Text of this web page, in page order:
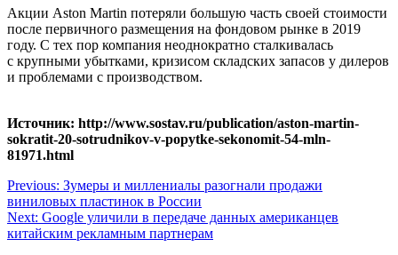
Акции Aston Martin потеряли большую часть своей стоимости
после первичного размещения на фондовом рынке в 2019
году. С тех пор компания неоднократно сталкивалась
с крупными убытками, кризисом складских запасов у дилеров
и проблемами с производством.
Источник: http://www.sostav.ru/publication/aston-martin-
sokratit-20-sotrudnikov-v-popytke-sekonomit-54-mln-
81971.html
Навигация
по
записям
Previous: Зумеры и миллениалы разогнали продажи
виниловых пластинок в России
Next: Google уличили в передаче данных американцев
китайским рекламным партнерам